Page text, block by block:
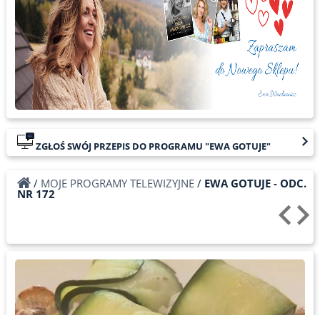
ZGŁOŚ SWÓJ PRZEPIS DO PROGRAMU "EWA GOTUJE"
/ MOJE PROGRAMY TELEWIZYJNE/ EWA GOTUJE - ODC.
NR 172